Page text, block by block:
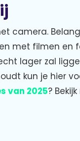
camera.
met filmen en
lager zal
kun je hier
van 2025?